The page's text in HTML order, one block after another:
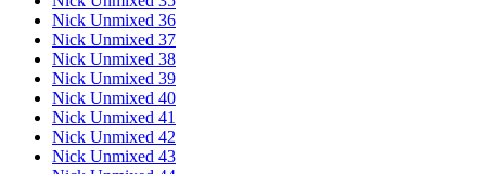
Nick Unmixed 36
Nick Unmixed 37
Nick Unmixed 38
Nick Unmixed 39
Nick Unmixed 40
Nick Unmixed 41
Nick Unmixed 42
Nick Unmixed 43